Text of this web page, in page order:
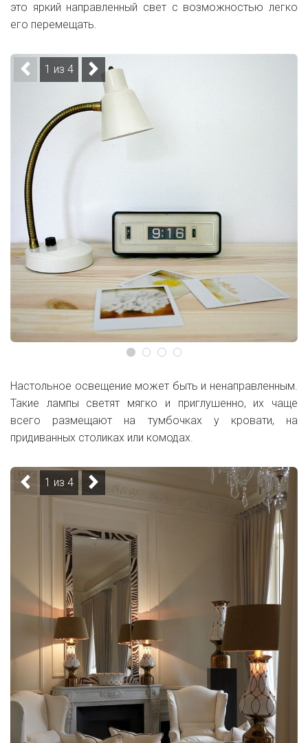
это яркий направленный свет с возможностью легко
его перемещать.
1 из 4
Настольное освещение может быть и ненаправленным.
Такие лампы светят мягко и приглушенно, их чаще
всего размещают на тумбочках у кровати, на
придиванных столиках или комодах.
1 из 4